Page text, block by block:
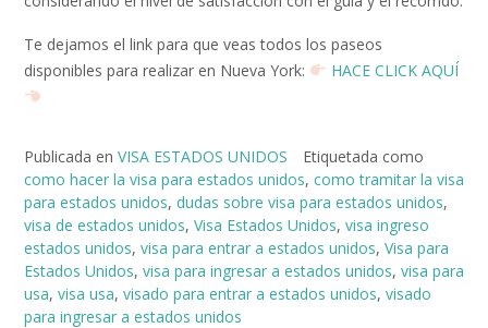
Te dejamos el link para que veas todos los paseos
disponibles para realizar en Nueva York:
HACE CLICK AQUÍ
Publicada en VISA ESTADOS UNIDOS
Etiquetada como
como hacer la visa para estados unidos, como tramitar la visa
para estados unidos, dudas sobre visa para estados unidos,
visa de estados unidos, Visa Estados Unidos, visa ingreso
estados unidos, visa para entrar a estados unidos, Visa para
Estados Unidos, visa para ingresar a estados unidos, visa para
usa, visa usa, visado para entrar a estados unidos, visado
para ingresar a estados unidos